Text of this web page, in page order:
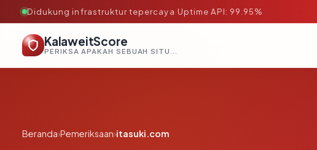
Didukung infrastruktur tepercaya·Uptime API: 99.95%
KalaweitScore
PERIKSA APAKAH SEBUAH SITUS AMAN, TEPERCAYA, DAN TERVERIFIKASI DALAM HITUNGAN DETIK.
Beranda›Pemeriksaan›itasuki.com